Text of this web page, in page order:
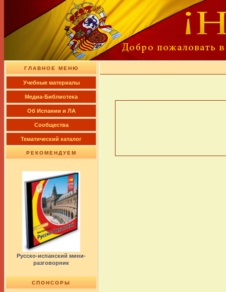
ГЛАВНОЕ МЕНЮ
Учебные материалы
Медиа-Библиотека
Об Испании и ЛА
Сообщества
Тематический каталог
РЕКОМЕНДУЕМ
Русско-испанский мини-
разговорник
СПОНСОРЫ